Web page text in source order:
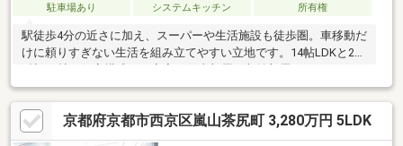
駐車場あり
システムキッチン 所有権
駅徒歩4分の近さに加え、スーパーや生活施設も徒歩圏。車移動だ
けに頼りすぎない生活を組み立てやすい立地です。14帖LDKと2階
8帖・6帖の個室構成で、寝室・仕事部屋・収納部屋などライフス
タイルに合わせた使い分けも検討しやすい間取りです。【本物件
の主な魅力】・「上桂」駅徒歩4分の平坦立地で、 通勤・通学の
負担を抑えやすい。・南向き接道と5ｍの前面道路により、 陽当
りと開放感を確保しやすい。・2014年改装済。 L字型キッチン
京都府京都市西京区嵐山茶尻町 3,280万円 5LDK